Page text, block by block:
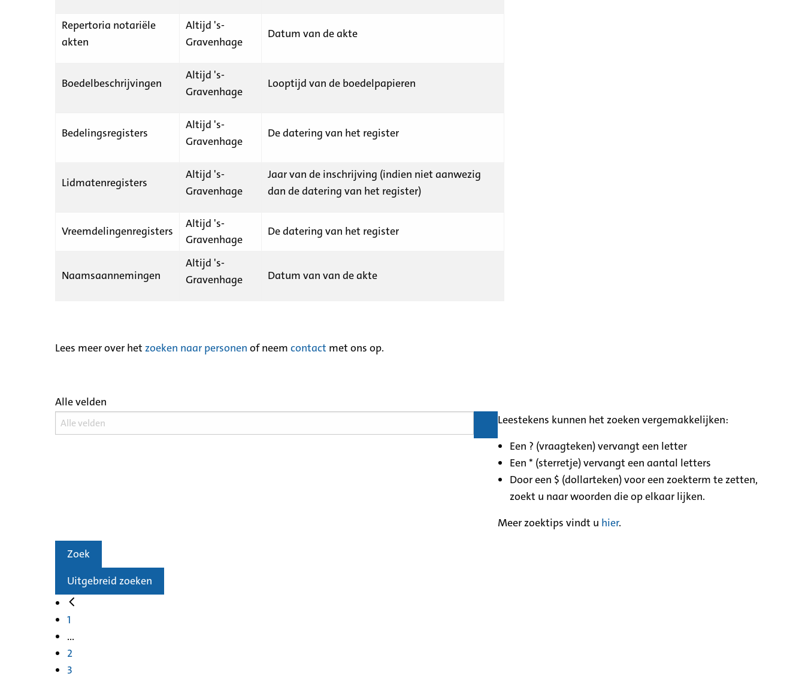
Repertoria notariële
akten
Altijd 's-
Gravenhage
Datum van de akte
Boedelbeschrijvingen
Altijd 's-
Gravenhage
Looptijd van de boedelpapieren
Bedelingsregisters
Altijd 's-
Gravenhage
De datering van het register
Lidmatenregisters
Altijd 's-
Gravenhage
Jaar van de inschrijving (indien niet aanwezig
dan de datering van het register)
Vreemdelingenregisters
Altijd 's-
Gravenhage
De datering van het register
Naamsaannemingen
Altijd 's-
Gravenhage
Datum van van de akte
Lees meer over het zoeken naar personen of neem contact met ons op.
Alle velden
Leestekens kunnen het zoeken vergemakkelijken:
Een ? (vraagteken) vervangt een letter
Een * (sterretje) vervangt een aantal letters
Door een $ (dollarteken) voor een zoekterm te zetten,
zoekt u naar woorden die op elkaar lijken.
Meer zoektips vindt u hier.
Zoek
Uitgebreid zoeken
1
...
2
3